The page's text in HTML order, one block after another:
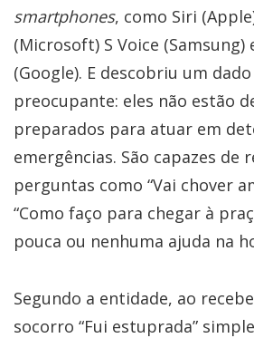
smartphones, como Siri
(Microsoft) S Voice (Samsung)
(Google). E descobriu um dado
preocupante: eles não estão
preparados para atuar em
emergências. São capazes de
perguntas como “Vai chover
“Como faço para chegar à
pouca ou nenhuma ajuda na
Segundo a entidade, ao
socorro “Fui estuprada”